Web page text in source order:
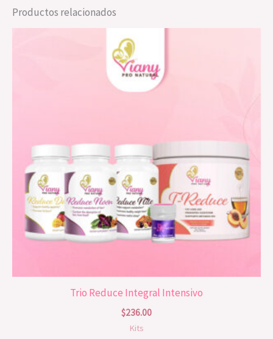
Productos relacionados
Trio Reduce Integral Intensivo
$236.00
Kits